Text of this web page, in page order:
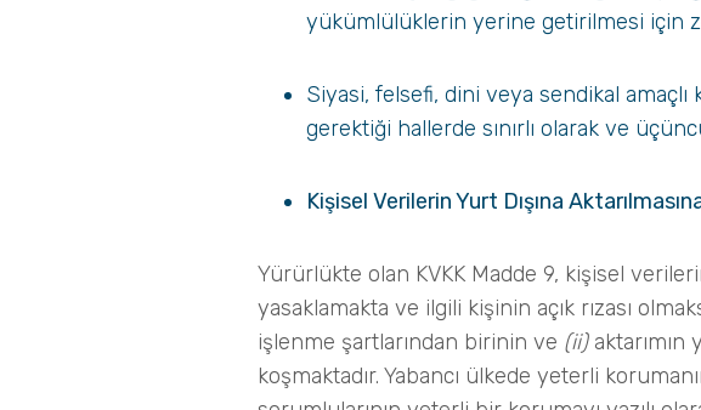
yükümlülüklerin yerine getirilmesi için
Siyasi, felsefi, dini veya sendikal
gerektiği hallerde sınırlı olarak ve
Kişisel Verilerin Yurt Dışına
Yürürlükte olan KVKK Madde 9, kişisel
yasaklamakta ve ilgili kişinin açık rızası
işlenme şartlarından birinin ve (ii) aktarımın
koşmaktadır. Yabancı ülkede yeterli